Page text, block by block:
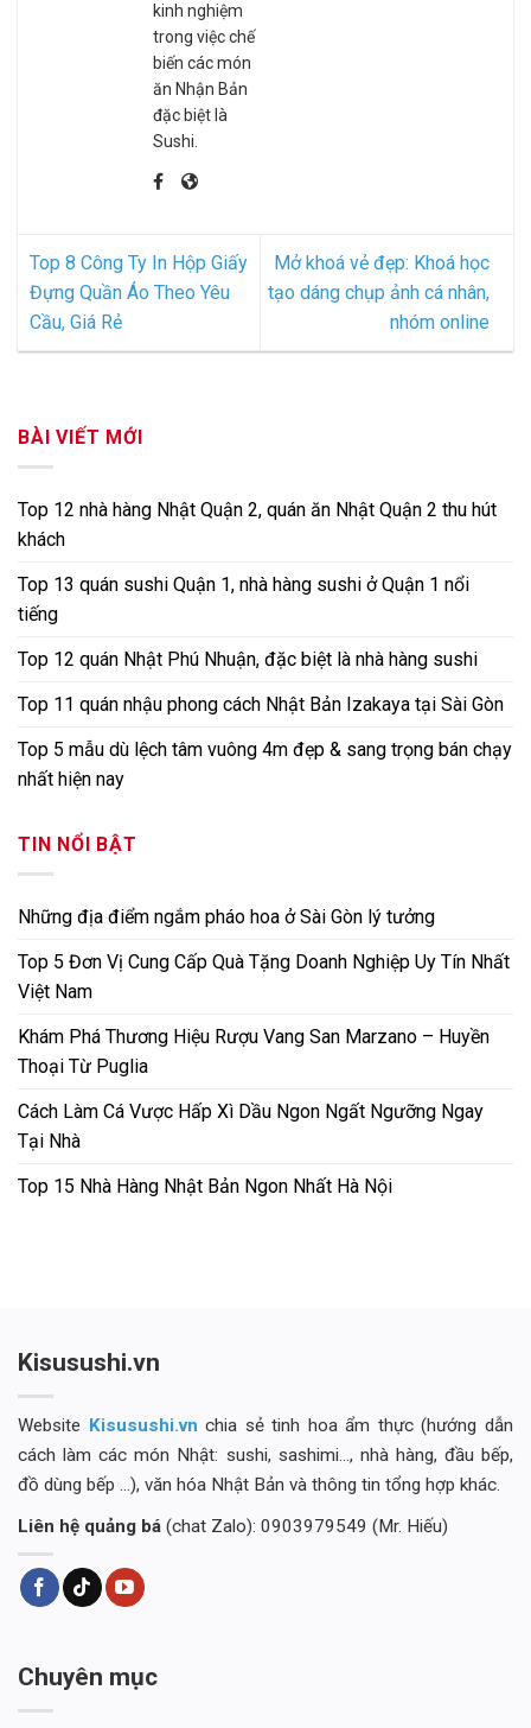
kinh nghiệm
trong việc chế
biến các món
ăn Nhận Bản
đặc biệt là
Sushi.
Top 8 Công Ty In Hộp Giấy
Đựng Quần Áo Theo Yêu
Cầu, Giá Rẻ
Mở khoá vẻ đẹp: Khoá học
tạo dáng chụp ảnh cá nhân,
nhóm online
BÀI VIẾT MỚI
Top 12 nhà hàng Nhật Quận 2, quán ăn Nhật Quận 2 thu hút
khách
Top 13 quán sushi Quận 1, nhà hàng sushi ở Quận 1 nổi
tiếng
Top 12 quán Nhật Phú Nhuận, đặc biệt là nhà hàng sushi
Top 11 quán nhậu phong cách Nhật Bản Izakaya tại Sài Gòn
Top 5 mẫu dù lệch tâm vuông 4m đẹp & sang trọng bán chạy
nhất hiện nay
TIN NỔI BẬT
Những địa điểm ngắm pháo hoa ở Sài Gòn lý tưởng
Top 5 Đơn Vị Cung Cấp Quà Tặng Doanh Nghiệp Uy Tín Nhất
Việt Nam
Khám Phá Thương Hiệu Rượu Vang San Marzano – Huyền
Thoại Từ Puglia
Cách Làm Cá Vược Hấp Xì Dầu Ngon Ngất Ngưỡng Ngay
Tại Nhà
Top 15 Nhà Hàng Nhật Bản Ngon Nhất Hà Nội
Kisusushi.vn
Website Kisusushi.vn chia sẻ tinh hoa ẩm thực (hướng dẫn
cách làm các món Nhật: sushi, sashimi..., nhà hàng, đầu bếp,
đồ dùng bếp ...), văn hóa Nhật Bản và thông tin tổng hợp khác.
Liên hệ quảng bá (chat Zalo): 0903979549 (Mr. Hiếu)
Chuyên mục